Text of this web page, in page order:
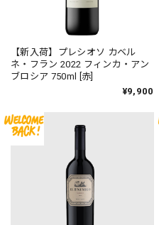
【新入荷】プレシオソ カベル
ネ・フラン 2022 フィンカ・アン
ブロシア 750ml [赤]
¥9,900